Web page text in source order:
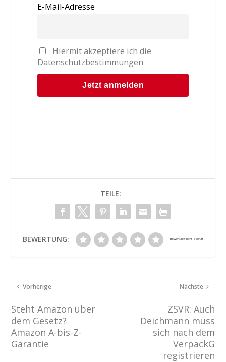
E-Mail-Adresse
Hiermit akzeptiere ich die
Datenschutzbestimmungen
TEILE:
BEWERTUNG:
Vorherige
Steht Amazon über
dem Gesetz?
Amazon A-bis-Z-
Garantie
Nächste
ZSVR: Auch
Deichmann muss
sich nach dem
VerpackG
registrieren